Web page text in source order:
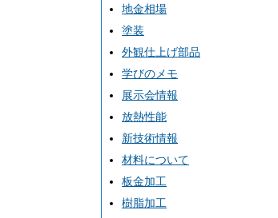
地金相場
塗装
外観仕上げ部品
学びのメモ
展示会情報
放熱性能
新技術情報
材料について
板金加工
樹脂加工